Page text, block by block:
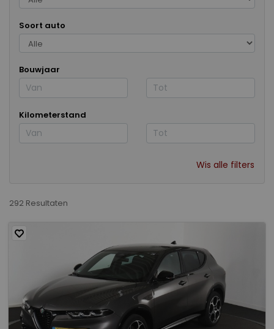
Soort auto
Bouwjaar
Kilometerstand
Wis alle filters
292 Resultaten